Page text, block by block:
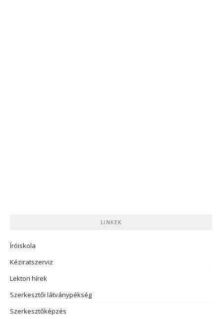
LINKEK
Íróiskola
Kéziratszerviz
Lektori hírek
Szerkesztői látványpékség
Szerkesztőképzés